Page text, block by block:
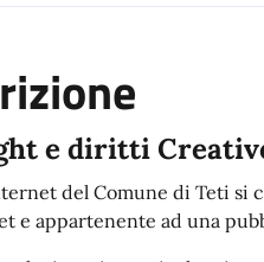
e diritti
del Comune di Teti si
e appartenente ad una